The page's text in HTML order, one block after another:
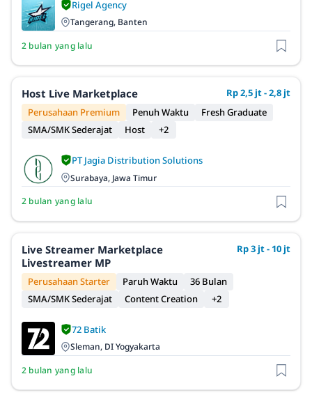
Rigel Agency
Tangerang, Banten
2 bulan yang lalu
Host Live Marketplace
Rp 2,5 jt - 2,8 jt
Perusahaan Premium
Penuh Waktu
Fresh Graduate
SMA/SMK Sederajat
Host +2
PT Jagia Distribution Solutions
Surabaya, Jawa Timur
2 bulan yang lalu
Live Streamer Marketplace
Livestreamer MP
Rp 3 jt - 10 jt
Perusahaan Starter Paruh Waktu
36 Bulan
SMA/SMK Sederajat
Content Creation +2
72 Batik
Sleman, DI Yogyakarta
2 bulan yang lalu